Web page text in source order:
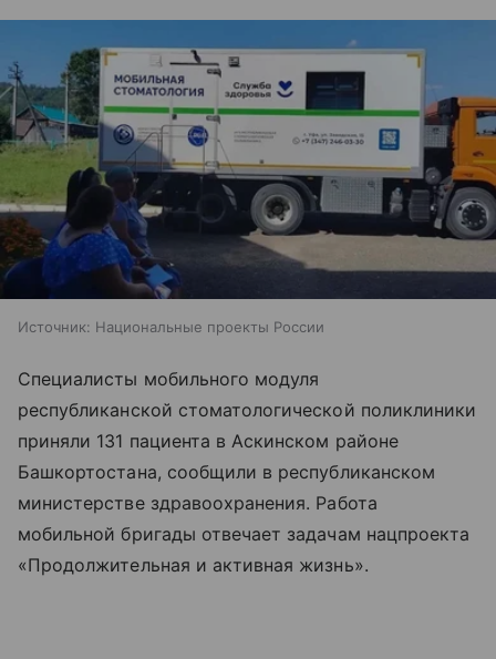
Источник: Национальные проекты России
Специалисты мобильного модуля
республиканской стоматологической поликлиники
приняли 131 пациента в Аскинском районе
Башкортостана, сообщили в республиканском
министерстве здравоохранения. Работа
мобильной бригады отвечает задачам нацпроекта
«Продолжительная и активная жизнь».